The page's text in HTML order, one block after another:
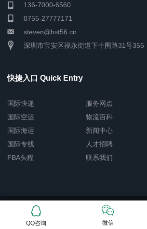
136-7000-6560
0755-27777171
steven@hst56.cn
深圳市宝安区福永街道下十围路31号355
快捷入口 Quick Entry
国际快递
国际空运
国际海运
国际专线
FBA头程
服务网点
物流百科
新闻中心
人才招聘
联系我们
Copyright © 2026 深圳市恒盛通物流有限公司
15003520号-3
QQ咨询 微信